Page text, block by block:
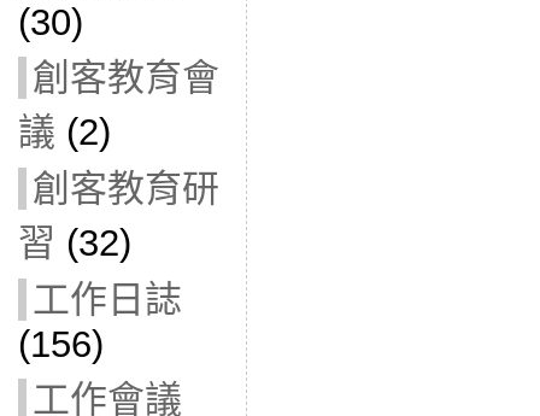
(30)
創客教育會
議 (2)
創客教育研
習 (32)
工作日誌
(156)
工作會議